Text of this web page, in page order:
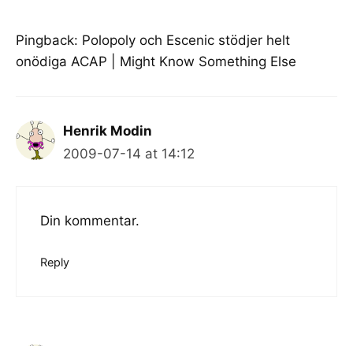
Pingback: Polopoly och Escenic stödjer helt
onödiga ACAP | Might Know Something Else
Henrik Modin
2009-07-14 at 14:12
Din kommentar.
Reply